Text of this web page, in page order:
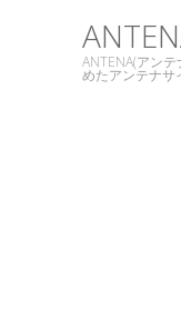
ANTENA(アン
めたアンテナサ